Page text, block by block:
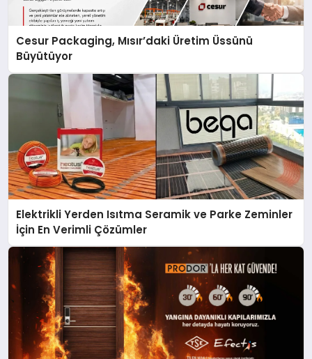
Cesur Packaging, Mısır’daki Üretim Üssünü
Büyütüyor
Elektrikli Yerden Isıtma Seramik ve Parke Zeminler
İçin En Verimli Çözümler